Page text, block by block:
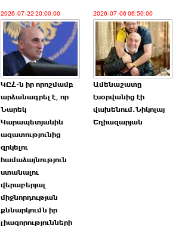
2026-07-22 20:00:00
ԿԸՀ-ն իր որոշմամբ
արձանագրել է, որ
Նարեկ
Կարապետյանին
ազատությունից
զրկելու
համաձայնություն
ստանալու
վերաբերյալ
միջնորդության
քննարկումն իր
լիազորությունների
2026-07-06 06:50:00
Ամենաշատը
էսօրվանից էի
վախենում.Նիկոլայ
Եղիազարյան